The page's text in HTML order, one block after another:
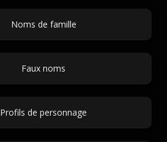
Noms de famille
Faux noms
Profils de personnage